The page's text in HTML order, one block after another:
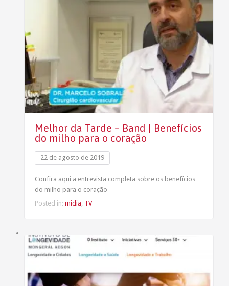
Melhor da Tarde – Band | Benefícios
do milho para o coração
22 de agosto de 2019
Confira aqui a entrevista completa sobre os benefícios
do milho para o coração
Posted in: midia TV